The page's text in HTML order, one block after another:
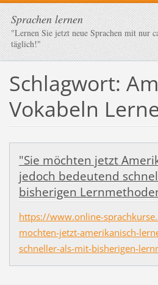
Sprachen lernen
"Lernen Sie jetzt neue Sprachen mit nur
täglich!"
Schlagwort:
Vokabeln
"Sie möchten jetzt
jedoch bedeutend
bisherigen
https://www.online-
mochten-jetzt-amerikanisch-
schneller-als-mit-bisherigen-